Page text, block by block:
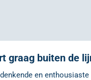
graag buiten de
en